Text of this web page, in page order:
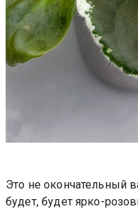
Это не окончательный
будет, будет ярко-